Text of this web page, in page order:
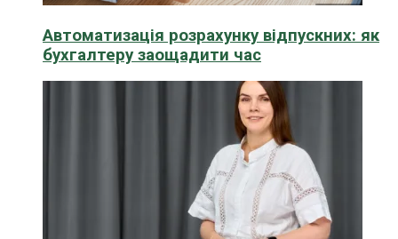
Автоматизація розрахунку відпускних: як
бухгалтеру заощадити час